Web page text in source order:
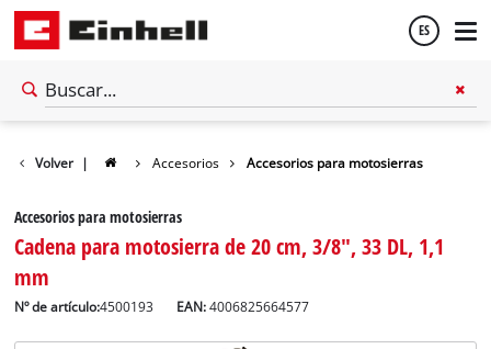
ES
Volver | Accesorios Accesorios para motosierras
Accesorios para motosierras
Cadena para motosierra de 20 cm, 3/8", 33 DL, 1,1
mm
Nº de artículo:4500193 EAN:4006825664577